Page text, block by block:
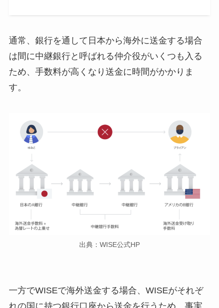
通常、銀行を通して日本から海外に送金する場合
は間に中継銀行と呼ばれる仲介役がいくつも入る
ため、手数料が高くなり送金に時間がかかりま
す。
出典：WISE公式HP
一方でWISEで海外送金する場合、WISEがそれぞ